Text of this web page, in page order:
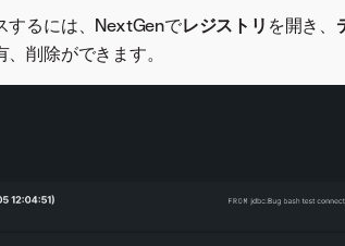
するには、NextGenでレジストリ を開き、
削除ができます。